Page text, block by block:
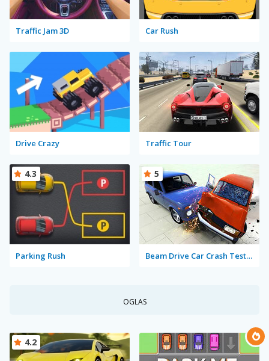
Traffic Jam 3D Car Rush
Drive Crazy Traffic Tour
Parking Rush
4.3
Beam Drive Car Crash Test Simulator
5
OGLAS
4.2